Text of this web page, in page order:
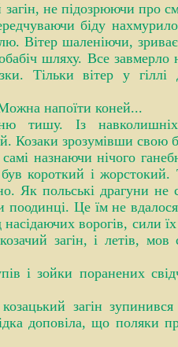
не підозрюючи про
біду
Вітер шаленіючи,
шляху. Все завмерло
Тільки вітер у гіллі
напоїти коней...
тишу. Із навколишніх
Козаки зрозумівши свою
назнаючи нічого
короткий і
Як польські драгуни не
поодинці. Це їм не
ворогів, сили
загін, і летів, мов
і зойки поранених
загін
доповіла, що поляки